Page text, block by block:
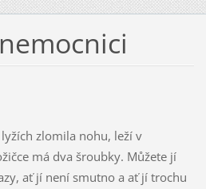
zlomila nohu, leží v
má dva šroubky. Můžete jí
ať jí není smutno a ať jí trochu